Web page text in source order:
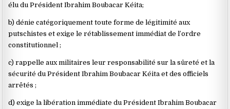
élu du Président Ibrahim Boubacar Kéita;
b) dénie catégoriquement toute forme de légitimité aux
putschistes et exige le rétablissement immédiat de l’ordre
constitutionnel ;
c) rappelle aux militaires leur responsabilité sur la sûreté et la
sécurité du Président Ibrahim Boubacar Kéita et des officiels
arrêtés ;
d) exige la libération immédiate du Président Ibrahim Boubacar